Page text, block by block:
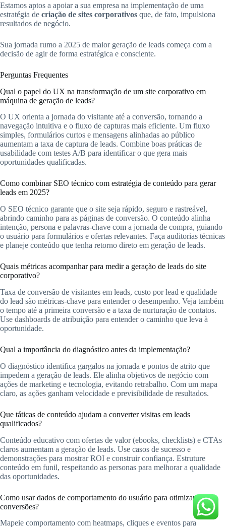
Estamos aptos a apoiar a sua empresa na implementação de uma
estratégia de criação de sites corporativos que, de fato, impulsiona
resultados de negócio.
Sua jornada rumo a 2025 de maior geração de leads começa com a
decisão de agir de forma estratégica e consciente.
Perguntas Frequentes
Qual o papel do UX na transformação de um site corporativo em
máquina de geração de leads?
O UX orienta a jornada do visitante até a conversão, tornando a
navegação intuitiva e o fluxo de capturas mais eficiente. Um fluxo
simples, formulários curtos e mensagens alinhadas ao público
aumentam a taxa de captura de leads. Combine boas práticas de
usabilidade com testes A/B para identificar o que gera mais
oportunidades qualificadas.
Como combinar SEO técnico com estratégia de conteúdo para gerar
leads em 2025?
O SEO técnico garante que o site seja rápido, seguro e rastreável,
abrindo caminho para as páginas de conversão. O conteúdo alinha
intenção, persona e palavras-chave com a jornada de compra, guiando
o usuário para formulários e ofertas relevantes. Faça auditorias técnicas
e planeje conteúdo que tenha retorno direto em geração de leads.
Quais métricas acompanhar para medir a geração de leads do site
corporativo?
Taxa de conversão de visitantes em leads, custo por lead e qualidade
do lead são métricas-chave para entender o desempenho. Veja também
o tempo até a primeira conversão e a taxa de nurturação de contatos.
Use dashboards de atribuição para entender o caminho que leva à
oportunidade.
Qual a importância do diagnóstico antes da implementação?
O diagnóstico identifica gargalos na jornada e pontos de atrito que
impedem a geração de leads. Ele alinha objetivos de negócio com
ações de marketing e tecnologia, evitando retrabalho. Com um mapa
claro, as ações ganham velocidade e previsibilidade de resultados.
Que táticas de conteúdo ajudam a converter visitas em leads
qualificados?
Conteúdo educativo com ofertas de valor (ebooks, checklists) e CTAs
claros aumentam a geração de leads. Use casos de sucesso e
demonstrações para mostrar ROI e construir confiança. Estruture
conteúdo em funil, respeitando as personas para melhorar a qualidade
das oportunidades.
Como usar dados de comportamento do usuário para otimizar
conversões?
Mapeie comportamento com heatmaps, cliques e eventos para